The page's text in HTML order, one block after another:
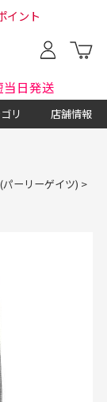
イント
日発送
リ 店舗情報
パーリーゲイツ) >